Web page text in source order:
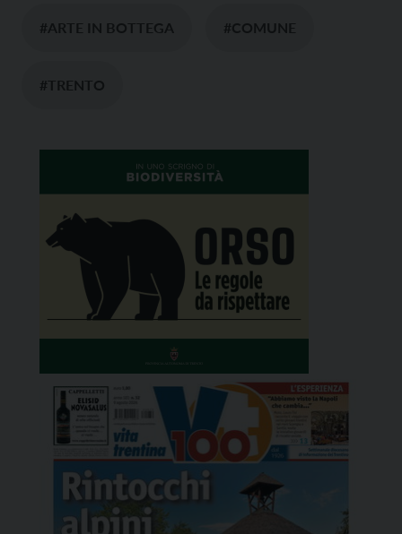
#ARTE IN BOTTEGA #COMUNE
#TRENTO